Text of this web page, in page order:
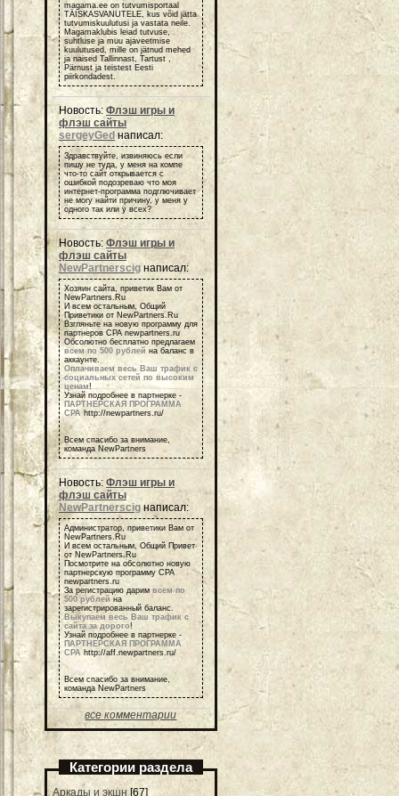
magama.ee on tutvumisportaal
TÄISKASVANUTELE, kus võid jätta
tutvumiskuulutusi ja vastata neile.
Magamaklubis leiad tutvuse,
suhtluse ja muu ajaveetmise
kuulutused, mille on jätnud mehed
ja naised Tallinnast, Tartust ,
Pärnust ja teistest Eesti
piirkondadest.
Новость: Флэш игры и
флэш сайты
sergeyGed написал:
Здравствуйте, извиняюсь если
пишу не туда, у меня на компе
что-то сайт открывается с
ошибкой подозреваю что моя
интернет-программа подглючивает
не могу найти причину, у меня у
одного так или у всех?
Новость: Флэш игры и
флэш сайты
NewPartnerscig написал:
Хозяин сайта, приветик Вам от
NewPartners.Ru
И всем остальным, Общий
Приветики от NewPartners.Ru
Взгляньте на новую программу для
партнеров СРА newpartners.ru
Обсолютно бесплатно предлагаем
всем по 500 рублей на баланс в
аккаунте.
Оплачиваем весь Ваш трафик с
социальных сетей по высоким
ценам!
Узнай подробнее в партнерке -
ПАРТНЕРСКАЯ ПРОГРАММА
СРА http://newpartners.ru/
Всем спасибо за внимание,
команда NewPartners
Новость: Флэш игры и
флэш сайты
NewPartnerscig написал:
Администратор, приветики Вам от
NewPartners.Ru
И всем остальным, Общий Привет
от NewPartners.Ru
Посмотрите на обсолютно новую
партнерскую программу СРА
newpartners.ru
За регистрацию дарим всем по
500 рублей на
зарегистрированный баланс.
Выкупаем весь Ваш трафик с
сайта за дорого!
Узнай подробнее в партнерке -
ПАРТНЕРСКАЯ ПРОГРАММА
СРА http://aff.newpartners.ru/
Всем спасибо за внимание,
команда NewPartners
все комментарии
Категории раздела
Аркады и экшн [67]